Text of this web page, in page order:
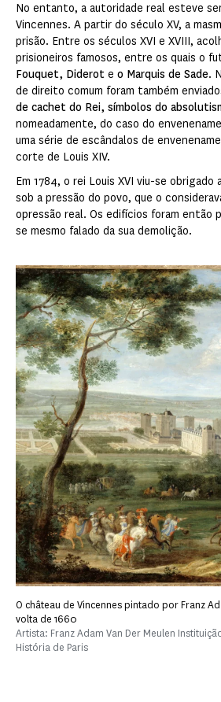
No entanto, a autoridade real esteve
Vincennes. A partir do século XV, a
prisão. Entre os séculos XVI e XVIII,
prisioneiros famosos, entre os quais o
Fouquet, Diderot e o Marquis de Sade.
de direito comum foram também
de cachet do Rei, símbolos do
nomeadamente, do caso do
uma série de escândalos de
corte de Louis XIV.
Em 1784, o rei Louis XVI viu-se
sob a pressão do povo, que o
opressão real. Os edifícios foram então
se mesmo falado da sua demolição.
O château de Vincennes pintado por Franz
volta de 1660
Artista: Franz Adam Van Der Meulen
História de Paris